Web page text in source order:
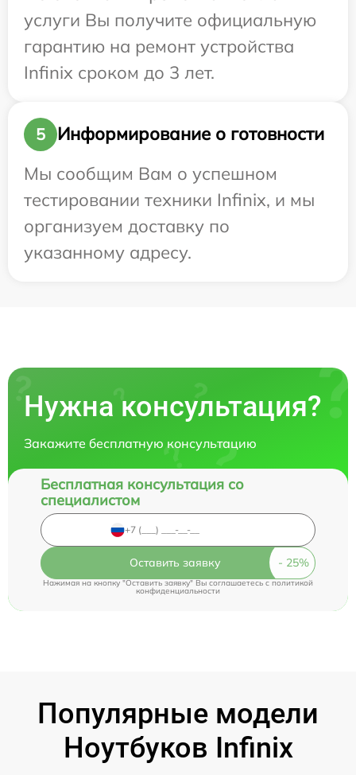
услуги Вы получите официальную
гарантию на ремонт устройства
Infinix сроком до 3 лет.
5
Информирование о готовности
Мы сообщим Вам о успешном
тестировании техники Infinix, и мы
организуем доставку по
указанному адресу.
Нужна консультация?
Закажите бесплатную консультацию
Бесплатная консультация со
специалистом
Оставить заявку
Нажимая на кнопку "Оставить заявку" Вы соглашаетесь cполитикой
конфиденциальности
Популярные модели
Ноутбуков Infinix